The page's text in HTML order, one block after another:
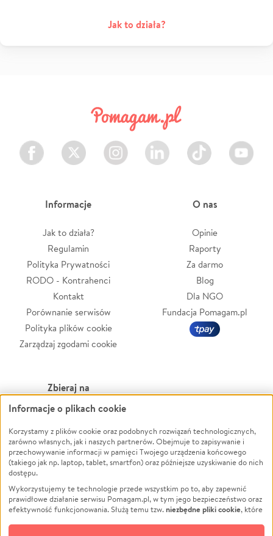
Jak to działa?
Facebook Twitter Instagram LinkedIn TikTok Youtube
Informacje
Jak to działa?
Regulamin
Polityka Prywatności
RODO - Kontrahenci
Kontakt
Porównanie serwisów
Polityka plików cookie
Zarządzaj zgodami cookie
O nas
Opinie
Raporty
Za darmo
Blog
Dla NGO
Fundacja Pomagam.pl
Zbieraj na
Leczenie
Zwierzęta
Pożar
Ukraina
Pomoc Finansowa
Projekty
Pogrzeb
Powódź
Wichura
NGO
Edukacja
Podróż
Impreza
Informacje o plikach cookie
Korzystamy z plików cookie oraz podobnych rozwiązań technologicznych,
zarówno własnych, jak i naszych partnerów. Obejmuje to zapisywanie i
przechowywanie informacji w pamięci Twojego urządzenia końcowego
(takiego jak np. laptop, tablet, smartfon) oraz późniejsze uzyskiwanie do nich
dostępu.
Wykorzystujemy te technologie przede wszystkim po to, aby zapewnić
prawidłowe działanie serwisu Pomagam.pl, w tym jego bezpieczeństwo oraz
efektywność funkcjonowania. Służą temu tzw.niezbędne pliki cookie, które